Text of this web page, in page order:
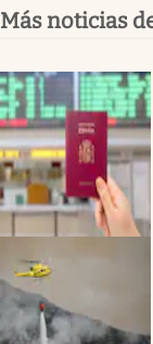
Más noticias